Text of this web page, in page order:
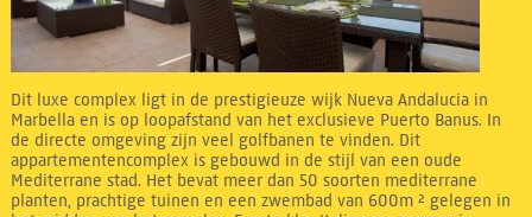
Dit luxe complex ligt in de prestigieuze wijk Nueva Andalucia in
Marbella en is op loopafstand van het exclusieve Puerto Banus. In
de directe omgeving zijn veel golfbanen te vinden. Dit
appartementencomplex is gebouwd in de stijl van een oude
Mediterrane stad. Het bevat meer dan 50 soorten mediterrane
planten, prachtige tuinen en een zwembad van 600m ² gelegen in